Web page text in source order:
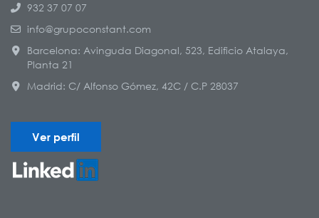
932 37 07 07
info@grupoconstant.com
Barcelona: Avinguda Diagonal, 523, Edificio Atalaya,
Planta 21
Madrid: C/ Alfonso Gómez, 42C / C.P 28037
Ver perfil